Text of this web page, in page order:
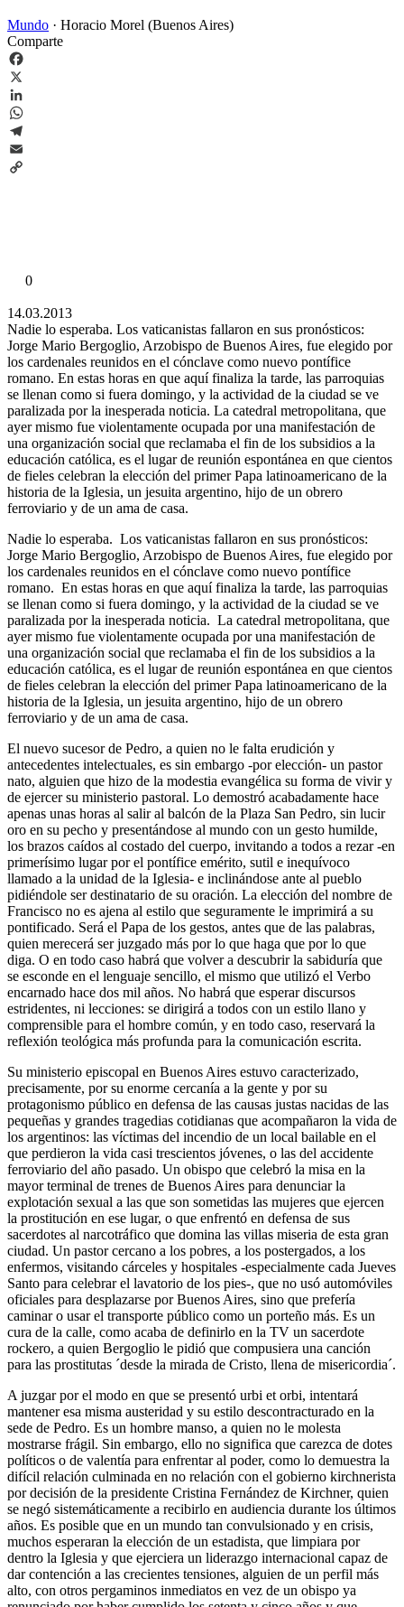
Mundo · Horacio Morel (Buenos Aires)
Comparte
Facebook
X
LinkedIn
WhatsApp
Telegram
Email
0
14.03.2013
Nadie lo esperaba. Los vaticanistas fallaron en sus pronósticos:
Jorge Mario Bergoglio, Arzobispo de Buenos Aires, fue elegido por
los cardenales reunidos en el cónclave como nuevo pontífice
romano. En estas horas en que aquí finaliza la tarde, las parroquias
se llenan como si fuera domingo, y la actividad de la ciudad se ve
paralizada por la inesperada noticia. La catedral metropolitana, que
ayer mismo fue violentamente ocupada por una manifestación de
una organización social que reclamaba el fin de los subsidios a la
educación católica, es el lugar de reunión espontánea en que cientos
de fieles celebran la elección del primer Papa latinoamericano de la
historia de la Iglesia, un jesuita argentino, hijo de un obrero
ferroviario y de un ama de casa.
Nadie lo esperaba. Los vaticanistas fallaron en sus pronósticos:
Jorge Mario Bergoglio, Arzobispo de Buenos Aires, fue elegido por
los cardenales reunidos en el cónclave como nuevo pontífice
romano. En estas horas en que aquí finaliza la tarde, las parroquias
se llenan como si fuera domingo, y la actividad de la ciudad se ve
paralizada por la inesperada noticia. La catedral metropolitana, que
ayer mismo fue violentamente ocupada por una manifestación de
una organización social que reclamaba el fin de los subsidios a la
educación católica, es el lugar de reunión espontánea en que cientos
de fieles celebran la elección del primer Papa latinoamericano de la
historia de la Iglesia, un jesuita argentino, hijo de un obrero
ferroviario y de un ama de casa.
El nuevo sucesor de Pedro, a quien no le falta erudición y
antecedentes intelectuales, es sin embargo -por elección- un pastor
nato, alguien que hizo de la modestia evangélica su forma de vivir y
de ejercer su ministerio pastoral. Lo demostró acabadamente hace
apenas unas horas al salir al balcón de la Plaza San Pedro, sin lucir
oro en su pecho y presentándose al mundo con un gesto humilde,
los brazos caídos al costado del cuerpo, invitando a todos a rezar -en
primerísimo lugar por el pontífice emérito, sutil e inequívoco
llamado a la unidad de la Iglesia- e inclinándose ante al pueblo
pidiéndole ser destinatario de su oración. La elección del nombre de
Francisco no es ajena al estilo que seguramente le imprimirá a su
pontificado. Será el Papa de los gestos, antes que de las palabras,
quien merecerá ser juzgado más por lo que haga que por lo que
diga. O en todo caso habrá que volver a descubrir la sabiduría que
se esconde en el lenguaje sencillo, el mismo que utilizó el Verbo
encarnado hace dos mil años. No habrá que esperar discursos
estridentes, ni lecciones: se dirigirá a todos con un estilo llano y
comprensible para el hombre común, y en todo caso, reservará la
reflexión teológica más profunda para la comunicación escrita.
Su ministerio episcopal en Buenos Aires estuvo caracterizado,
precisamente, por su enorme cercanía a la gente y por su
protagonismo público en defensa de las causas justas nacidas de las
pequeñas y grandes tragedias cotidianas que acompañaron la vida de
los argentinos: las víctimas del incendio de un local bailable en el
que perdieron la vida casi trescientos jóvenes, o las del accidente
ferroviario del año pasado. Un obispo que celebró la misa en la
mayor terminal de trenes de Buenos Aires para denunciar la
explotación sexual a las que son sometidas las mujeres que ejercen
la prostitución en ese lugar, o que enfrentó en defensa de sus
sacerdotes al narcotráfico que domina las villas miseria de esta gran
ciudad. Un pastor cercano a los pobres, a los postergados, a los
enfermos, visitando cárceles y hospitales -especialmente cada Jueves
Santo para celebrar el lavatorio de los pies-, que no usó automóviles
oficiales para desplazarse por Buenos Aires, sino que prefería
caminar o usar el transporte público como un porteño más. Es un
cura de la calle, como acaba de definirlo en la TV un sacerdote
rockero, a quien Bergoglio le pidió que compusiera una canción
para las prostitutas ´desde la mirada de Cristo, llena de misericordia´.
A juzgar por el modo en que se presentó urbi et orbi, intentará
mantener esa misma austeridad y su estilo descontracturado en la
sede de Pedro. Es un hombre manso, a quien no le molesta
mostrarse frágil. Sin embargo, ello no significa que carezca de dotes
políticos o de valentía para enfrentar al poder, como lo demuestra la
difícil relación culminada en no relación con el gobierno kirchnerista
por decisión de la presidente Cristina Fernández de Kirchner, quien
se negó sistemáticamente a recibirlo en audiencia durante los últimos
años. Es posible que en un mundo tan convulsionado y en crisis,
muchos esperaran la elección de un estadista, que limpiara por
dentro la Iglesia y que ejerciera un liderazgo internacional capaz de
dar contención a las crecientes tensiones, alguien de un perfil más
alto, con otros pergaminos inmediatos en vez de un obispo ya